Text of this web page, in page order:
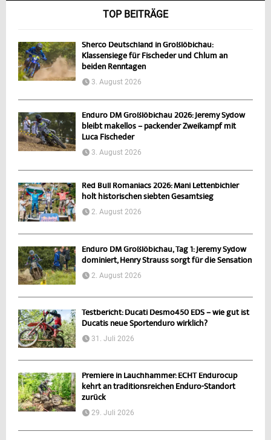
TOP BEITRÄGE
Sherco Deutschland in Großlöbichau:
Klassensiege für Fischeder und Chlum an
beiden Renntagen
3. August 2026
Enduro DM Großlöbichau 2026: Jeremy Sydow
bleibt makellos – packender Zweikampf mit
Luca Fischeder
3. August 2026
Red Bull Romaniacs 2026: Mani Lettenbichler
holt historischen siebten Gesamtsieg
2. August 2026
Enduro DM Großlöbichau, Tag 1: Jeremy Sydow
dominiert, Henry Strauss sorgt für die Sensation
2. August 2026
Testbericht: Ducati Desmo450 EDS – wie gut ist
Ducatis neue Sportenduro wirklich?
31. Juli 2026
Premiere in Lauchhammer: ECHT Endurocup
kehrt an traditionsreichen Enduro-Standort
zurück
29. Juli 2026